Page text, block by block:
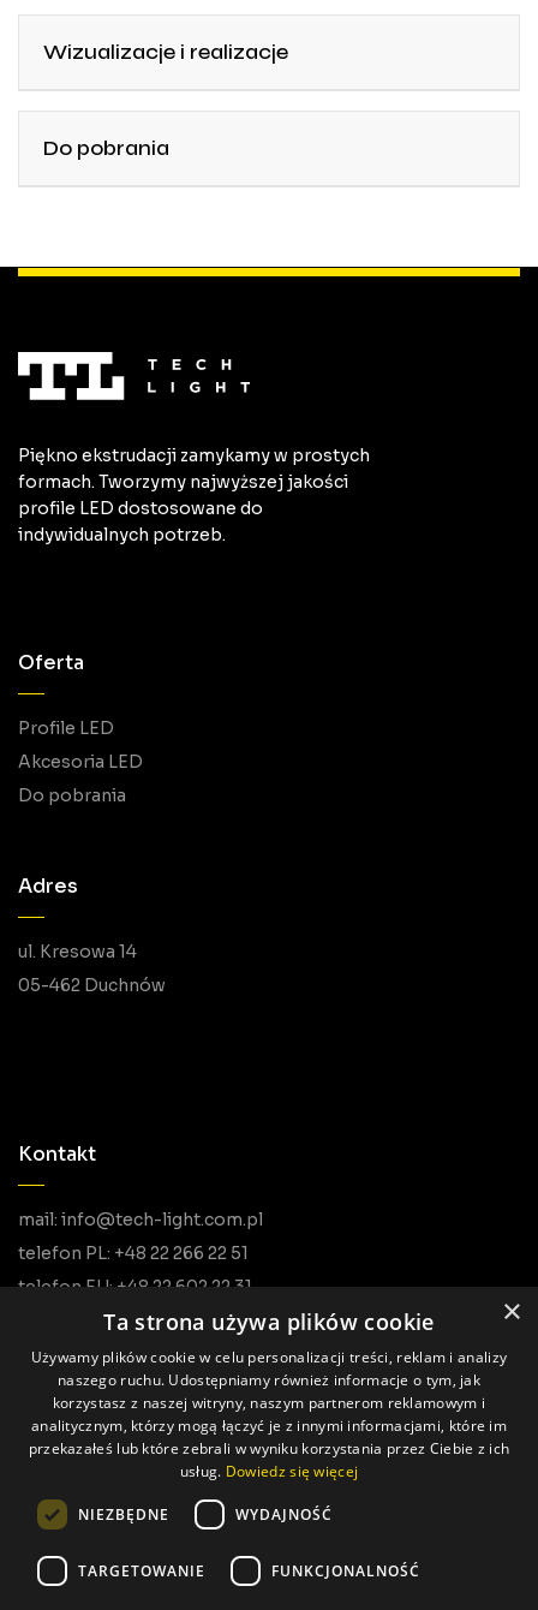
Wizualizacje i realizacje
Do pobrania
Piękno ekstrudacji zamykamy w prostych
formach. Tworzymy najwyższej jakości
profile LED dostosowane do
indywidualnych potrzeb.
Oferta
Profile LED
Akcesoria LED
Do pobrania
Adres
ul. Kresowa 14
05-462 Duchnów
Kontakt
mail: info@tech-light.com.pl
telefon PL: +48 22 266 22 51
telefon EU: +48 22 602 22 31
Wszystkie prawa zastrzeżone © Tech Light
Realizacja: Pageart
×
Ta strona używa plików cookie
Używamy plików cookie w celu personalizacji treści, reklam i analizy
naszego ruchu. Udostępniamy również informacje o tym, jak
korzystasz z naszej witryny, naszym partnerom reklamowym i
analitycznym, którzy mogą łączyć je z innymi informacjami, które im
przekazałeś lub które zebrali w wyniku korzystania przez Ciebie z ich
usług. Dowiedz się więcej
NIEZBĘDNE WYDAJNOŚĆ
TARGETOWANIE FUNKCJONALNOŚĆ